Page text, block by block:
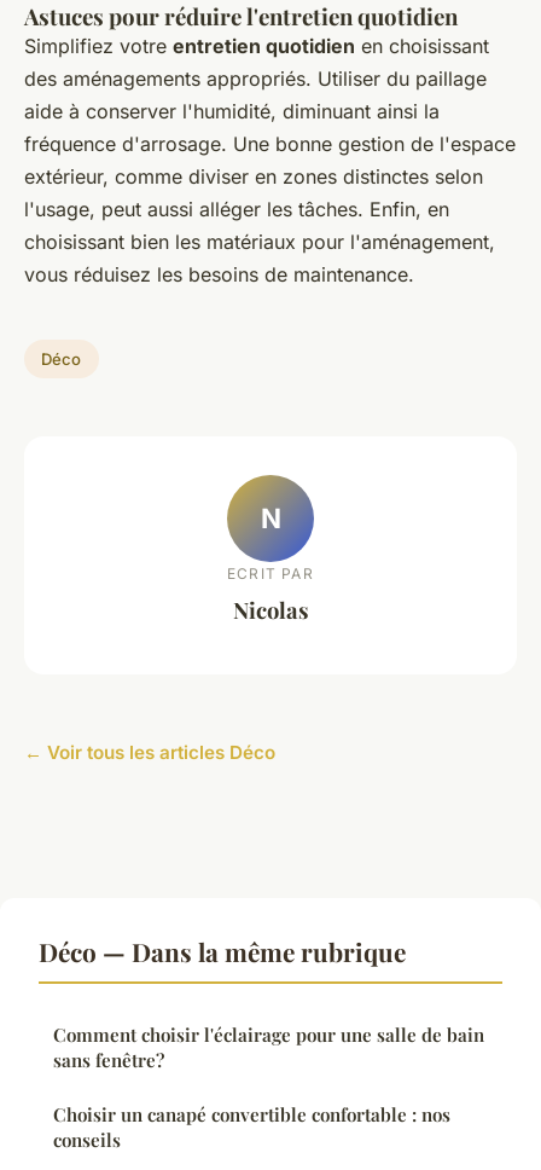
Astuces pour réduire l'entretien quotidien
Simplifiez votre entretien quotidien en choisissant
des aménagements appropriés. Utiliser du paillage
aide à conserver l'humidité, diminuant ainsi la
fréquence d'arrosage. Une bonne gestion de l'espace
extérieur, comme diviser en zones distinctes selon
l'usage, peut aussi alléger les tâches. Enfin, en
choisissant bien les matériaux pour l'aménagement,
vous réduisez les besoins de maintenance.
Déco
N
ECRIT PAR
Nicolas
← Voir tous les articles Déco
Déco — Dans la même rubrique
Comment choisir l'éclairage pour une salle de bain
sans fenêtre?
Choisir un canapé convertible confortable : nos
conseils